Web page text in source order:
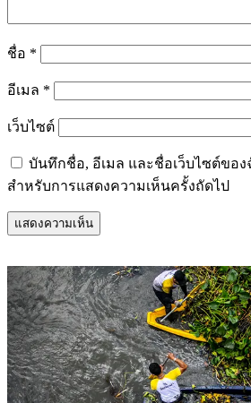
ชื่อ *
อีเมล *
เว็บไซต์
บันทึกชื่อ, อีเมล และชื่อเว็บไซต์ของ
สำหรับการแสดงความเห็นครั้งถัดไป